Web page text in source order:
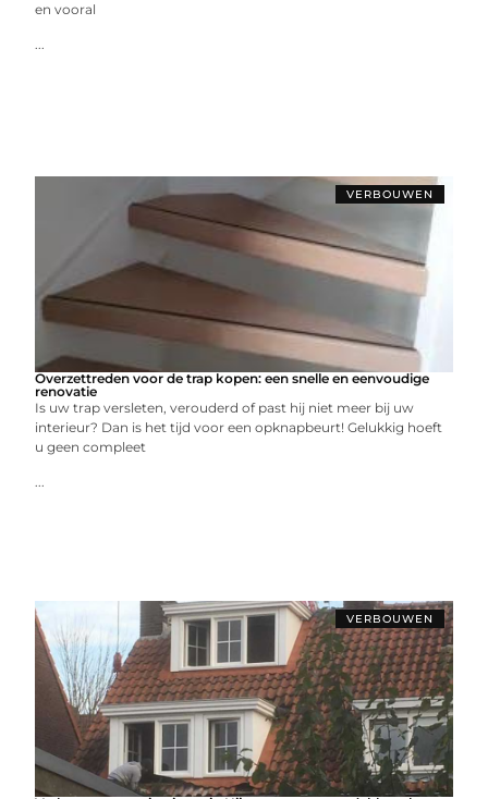
en vooral
...
VERBOUWEN
Overzettreden voor de trap kopen: een snelle en eenvoudige
renovatie
Is uw trap versleten, verouderd of past hij niet meer bij uw
interieur? Dan is het tijd voor een opknapbeurt! Gelukkig hoeft
u geen compleet
...
VERBOUWEN